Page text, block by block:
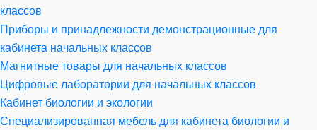
классов
Приборы и принадлежности демонстрационные для
кабинета начальных классов
Магнитные товары для начальных классов
Цифровые лаборатории для начальных классов
Кабинет биологии и экологии
Специализированная мебель для кабинета биологии и